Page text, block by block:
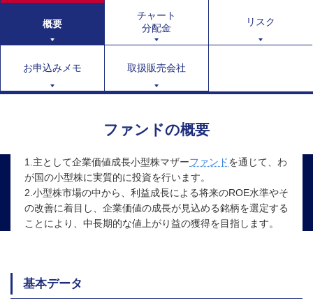
概要
チャート
分配金
リスク
お申込みメモ 取扱販売会社
ファンドの概要
1.主として企業価値成長小型株マザーファンドを通じて、わ
が国の小型株に実質的に投資を行います。
2.小型株市場の中から、利益成長による将来のROE水準やそ
の改善に着目し、企業価値の成長が見込める銘柄を選定する
ことにより、中長期的な値上がり益の獲得を目指します。
基本データ